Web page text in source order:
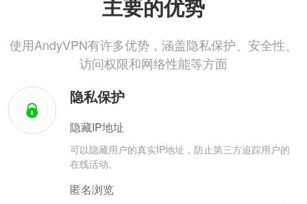
主要的优势
使用AndyVPN有许多优势，涵盖隐私保护、安全性、
访问权限和网络性能等方面
隐私保护
隐藏IP地址
可以隐藏用户的真实IP地址，防止第三方追踪用户的
在线活动。
匿名浏览